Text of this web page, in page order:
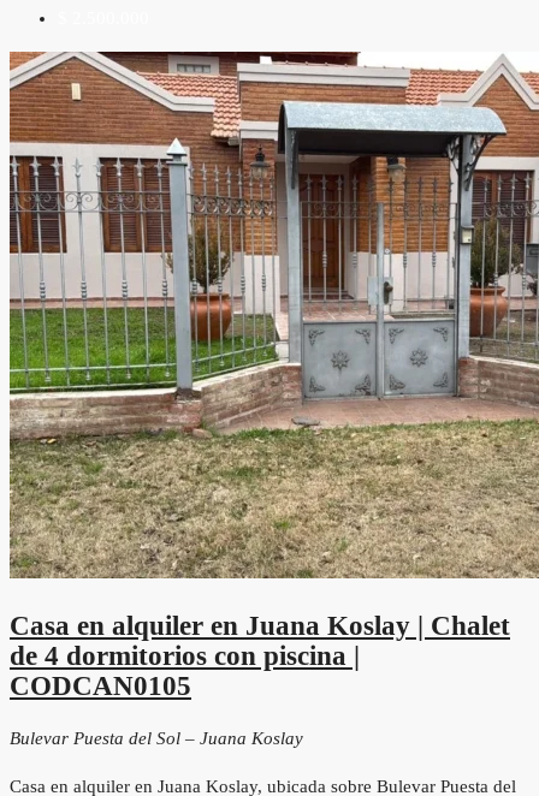
Casa en alquiler en Juana Koslay | Chalet
de 4 dormitorios con piscina |
CODCAN0105
Bulevar Puesta del Sol – Juana Koslay
Casa en alquiler en Juana Koslay, ubicada sobre Bulevar Puesta del